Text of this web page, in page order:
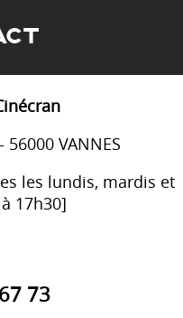
VANNES
les lundis, mardis et
17h30]
73